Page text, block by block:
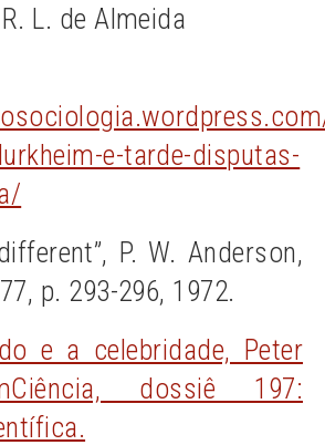
L. de Almeida
e-tarde-disputas-
P. W. Anderson,
p. 293-296, 1972.
e a celebridade, Peter
dossiê 197: